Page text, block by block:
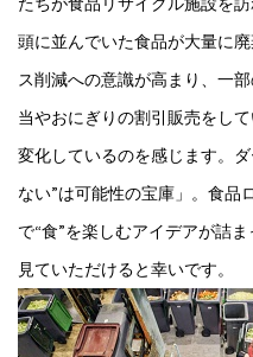
頭に並んでいた食品が大量に
ス削減への意識が高まり、一
当やおにぎりの割引販売をし
変化しているのを感じます。
ない”は可能性の宝庫」。食品
で“食”を楽しむアイデアが詰
見ていただけると幸いです。